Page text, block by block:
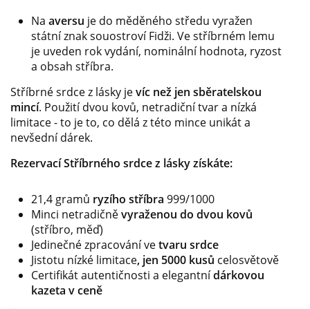
Na aversu je do měděného středu vyražen
státní znak souostroví Fidži. Ve stříbrném lemu
je uveden rok vydání, nominální hodnota, ryzost
a obsah stříbra.
Stříbrné srdce z lásky jevíc než jen sběratelskou
mincí. Použití dvou kovů, netradiční tvar a nízká
limitace - to je to, co dělá z této mince unikát a
nevšední dárek.
Rezervací Stříbrného srdce z lásky získáte:
21,4 gramů ryzího stříbra 999/1000
Minci netradičněvyraženou do dvou kovů
(stříbro, měď)
Jedinečné zpracování vetvaru srdce
Jistotu nízké limitace, jen 5000 kusů celosvětově
Certifikát autentičnosti a elegantnídárkovou
kazeta v ceně